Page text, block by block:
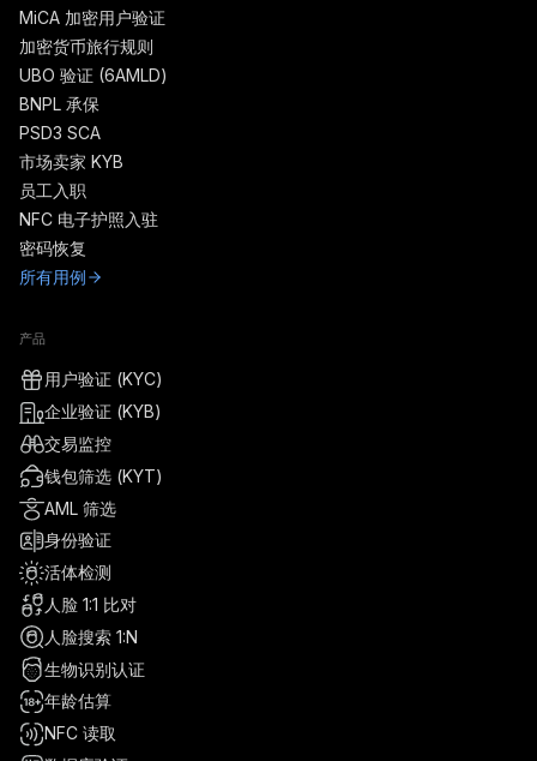
MiCA 加密用户验证
加密货币旅行规则
UBO 验证 (6AMLD)
BNPL 承保
PSD3 SCA
市场卖家 KYB
员工入职
NFC 电子护照入驻
密码恢复
所有用例
产品
用户验证 (KYC)
企业验证 (KYB)
交易监控
钱包筛选 (KYT)
AML 筛选
身份验证
活体检测
人脸 1:1 比对
人脸搜索 1:N
生物识别认证
年龄估算
NFC 读取